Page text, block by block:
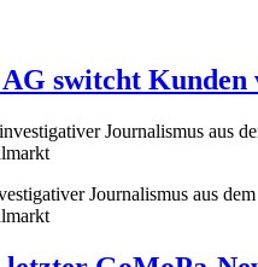
switcht
Journalismus aus dem